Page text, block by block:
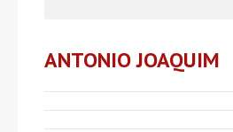
ANTONIO JOAQUIM